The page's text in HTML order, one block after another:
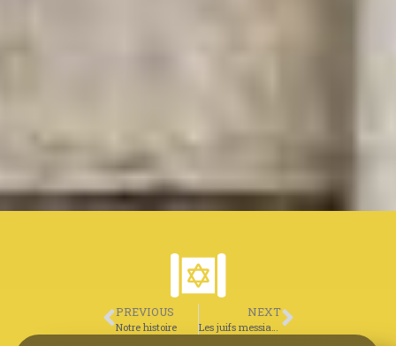
PREVIOUS
Notre histoire
NEXT